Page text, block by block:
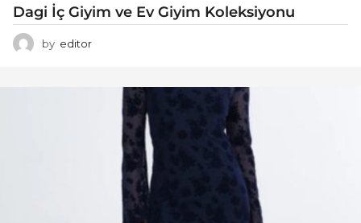
Dagi İç Giyim ve Ev Giyim Koleksiyonu
by editor